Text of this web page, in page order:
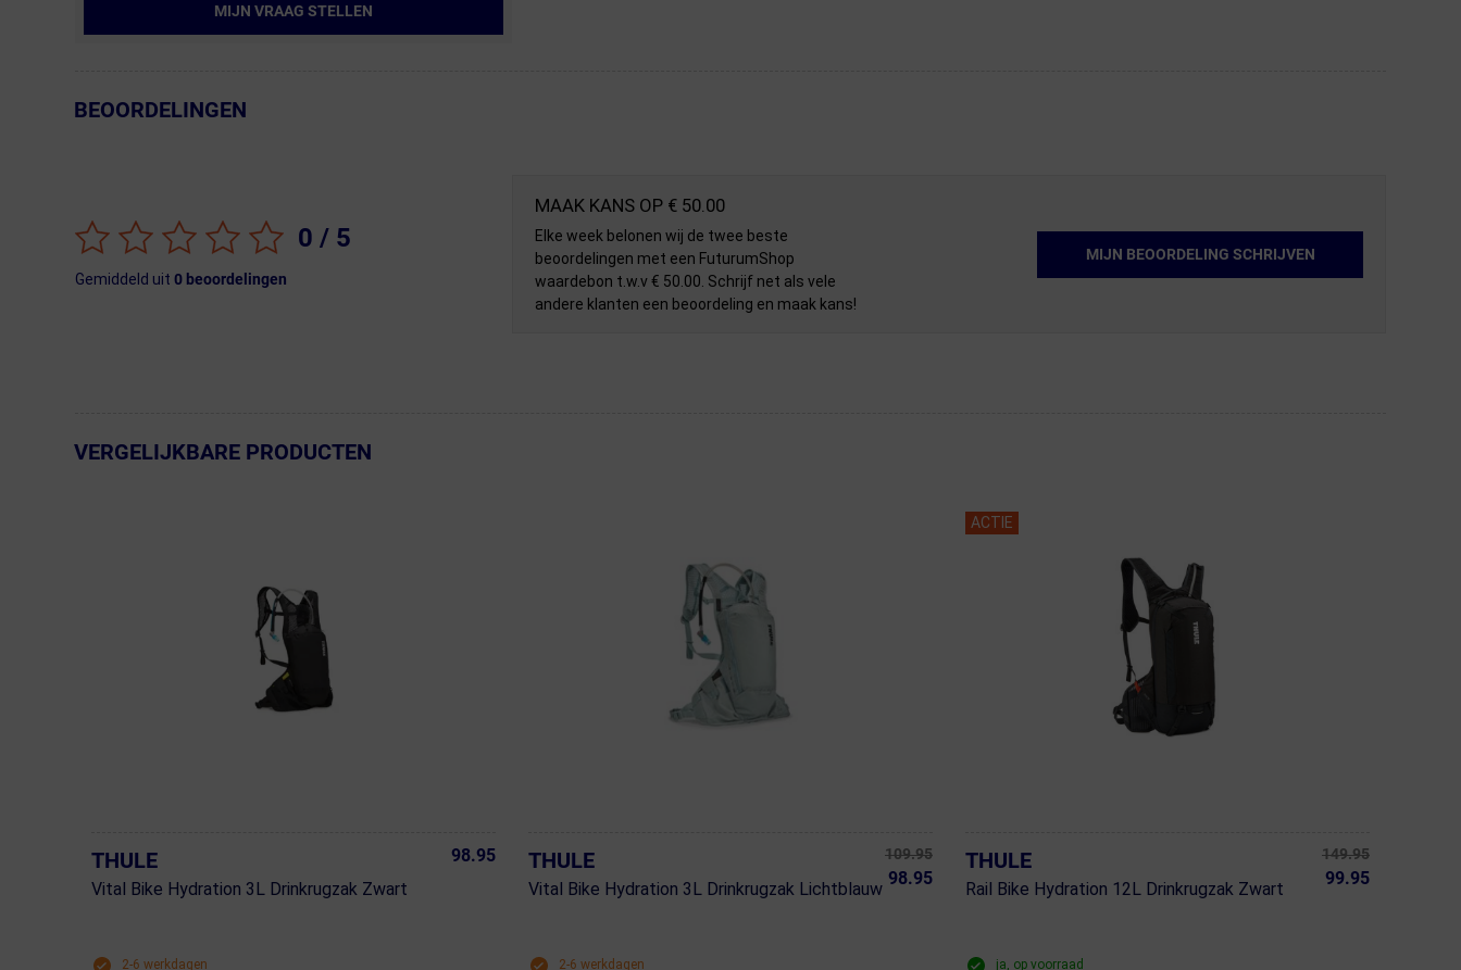
MIJN VRAAG STELLEN
← Terug naar productnavigatie
BEOORDELINGEN
0 / 5
Gemiddeld uit 0beoordelingen
MAAK KANS OP € 50.00
Elke week belonen wij de twee beste
beoordelingen met een FuturumShop
waardebon t.w.v € 50.00. Schrijf net als vele
andere klanten een beoordeling en maak kans!
MIJN BEOORDELING SCHRIJVEN
← Terug naar productnavigatie
VERGELIJKBARE PRODUCTEN
THULE
Vital Bike Hydration 3L Drinkrugzak Zwart
98.95
2-6 werkdagen
THULE
Vital Bike Hydration 3L Drinkrugzak Lichtblauw
109.95
98.95
2-6 werkdagen
ACTIE
THULE
Rail Bike Hydration 12L Drinkrugzak Zwart
149.95
99.95
ja, op voorraad